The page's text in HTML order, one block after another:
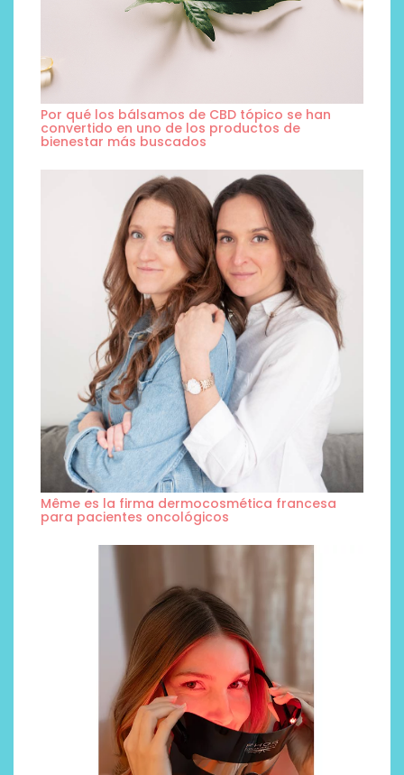
Por qué los bálsamos de CBD tópico se han
convertido en uno de los productos de
bienestar más buscados
Même es la firma dermocosmética francesa
para pacientes oncológicos